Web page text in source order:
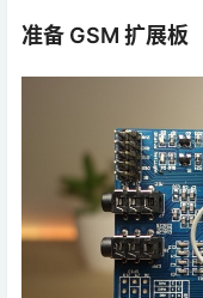
准备 GSM 扩展板